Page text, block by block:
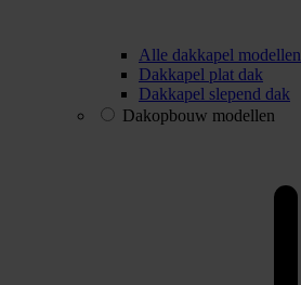
Alle dakkapel modellen
Dakkapel plat dak
Dakkapel slepend dak
Dakopbouw modellen